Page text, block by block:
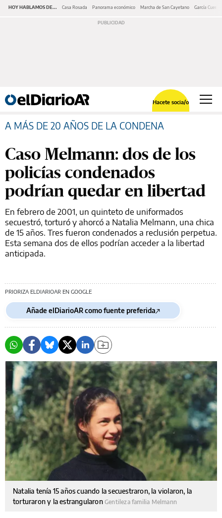
HOY HABLAMOS DE... Casa Rosada Panorama económico Marcha de San Cayetano García Cuerva
Hacete socia/o
A MÁS DE 20 AÑOS DE LA CONDENA
Caso Melmann: dos de los
policías condenados
podrían quedar en libertad
En febrero de 2001, un quinteto de uniformados
secuestró, torturó y ahorcó a Natalia Melmann, una chica
de 15 años. Tres fueron condenados a reclusión perpetua.
Esta semana dos de ellos podrían acceder a la libertad
anticipada.
PRIORIZA ELDIARIOAR EN GOOGLE
Añade elDiarioAR como fuente preferida
Natalia tenía 15 años cuando la secuestraron, la violaron, la
torturaron y la estrangularon Gentileza familia Melmann